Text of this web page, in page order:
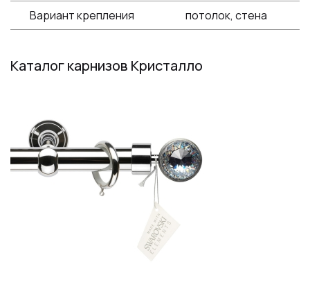
Вариант крепления потолок, стена
Каталог карнизов Кристалло